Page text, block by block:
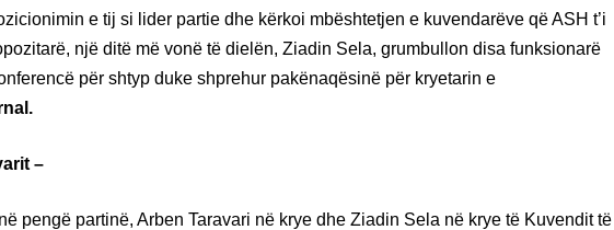
e tij si lider partie dhe kërkoi mbështetjen e kuvendarëve që ASH t’i
një ditë më vonë të dielën, Ziadin Sela, grumbullon disa funksionarë
për shtyp duke shprehur pakënaqësinë për kryetarin e
–
pengë partinë, Arben Taravari në krye dhe Ziadin Sela në krye të Kuvendit të